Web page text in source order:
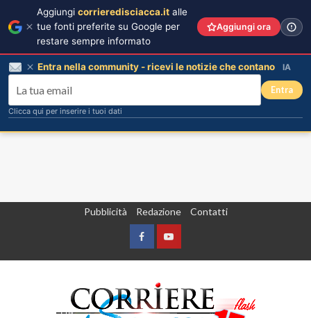
Pubblicità Redazione Contatti
FacebookYountube
Aggiungi corrieredisciacca.it alle
tue fonti preferite su Google per
restare sempre informato
Aggiungi ora
Entra nella community - ricevi le notizie che contano IA
Entra
Clicca qui per inserire i tuoi dati